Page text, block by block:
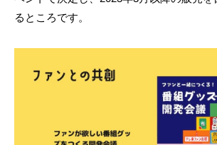
るところです。